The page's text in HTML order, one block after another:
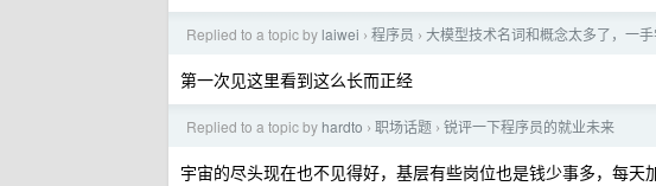
Replied to a topic by laiwei › 程序员 › 大模型技术名词和概念太多了，一
第一次见这里看到这么长而正经
Replied to a topic by hardto › 职场话题 › 锐评一下程序员的就业未来
宇宙的尽头现在也不见得好，基层有些岗位也是钱少事多，每天